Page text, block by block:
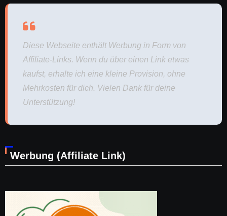
Diese Webseite enthält Werbung in Form von
Affiliate-Links. Wenn du über einen Link etwas
kaufst, erhalte ich eine kleine Provision, ohne
Mehrkosten für dich. Vielen Dank für deine
Unterstützung!
Werbung (Affiliate Link)